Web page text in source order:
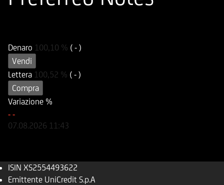
Denaro 100,10 % ( - )
Vendi
Lettera 100,52 % ( - )
Compra
Variazione %
- -
07.08.2026 11:43
ISIN XS2554493622
Emittente UniCredit S.p.A